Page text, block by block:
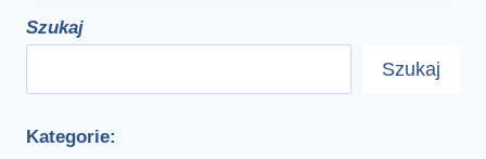
Szukaj
Szukaj
Kategorie: